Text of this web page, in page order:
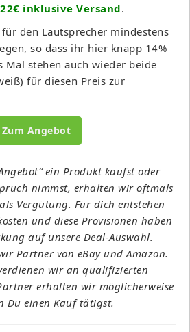
inklusive Versand.
den Lautsprecher mindestens
so dass ihr hier knapp 14%
Mal stehen auch wieder beide
für diesen Preis zur
Zum Angebot
ein Produkt kaufst oder
nimmst, erhalten wir oftmals
Vergütung. Für dich entstehen
und diese Provisionen haben
auf unsere Deal-Auswahl.
Partner von eBay und Amazon.
wir an qualifizierten
erhalten wir möglicherweise
Du einen Kauf tätigst.